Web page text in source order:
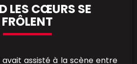
LES CŒURS SE
FRÔLENT
avait assisté à la scène entre